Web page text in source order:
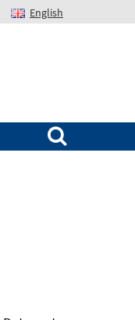
English
Suchen nach: